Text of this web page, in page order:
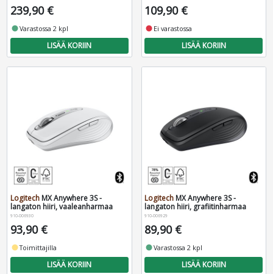
239,90 €
fiber_manual_recordVarastossa 2 kpl
LISÄÄ KORIIN
109,90 €
fiber_manual_record Ei varastossa
LISÄÄ KORIIN
Logitech MX Anywhere 3S -
langaton hiiri, vaaleanharmaa
910-006930
93,90 €
fiber_manual_recordToimittajilla
LISÄÄ KORIIN
Logitech MX Anywhere 3S -
langaton hiiri, grafiitinharmaa
910-006929
89,90 €
fiber_manual_recordVarastossa 2 kpl
LISÄÄ KORIIN